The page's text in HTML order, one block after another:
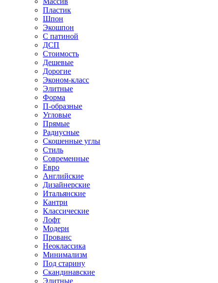
Пластик
Шпон
Экошпон
С патиной
ДСП
Стоимость
Дешевые
Дорогие
Эконом-класс
Элитные
Форма
П-образные
Угловые
Прямые
Радиусные
Скошенные углы
Стиль
Современные
Евро
Английские
Дизайнерские
Итальянские
Кантри
Классические
Лофт
Модерн
Прованс
Неоклассика
Минимализм
Под старину
Скандинавские
Элитные